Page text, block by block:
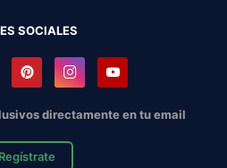
SOCIALES
directamente en tu email
Regístrate